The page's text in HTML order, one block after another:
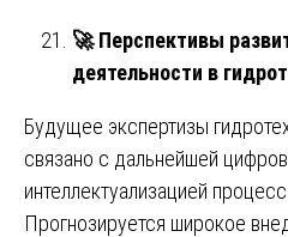
🚀Перспективы
деятельности в
Будущее экспертизы
связано с дальнейшей
интеллектуализацией
Прогнозируется широкое